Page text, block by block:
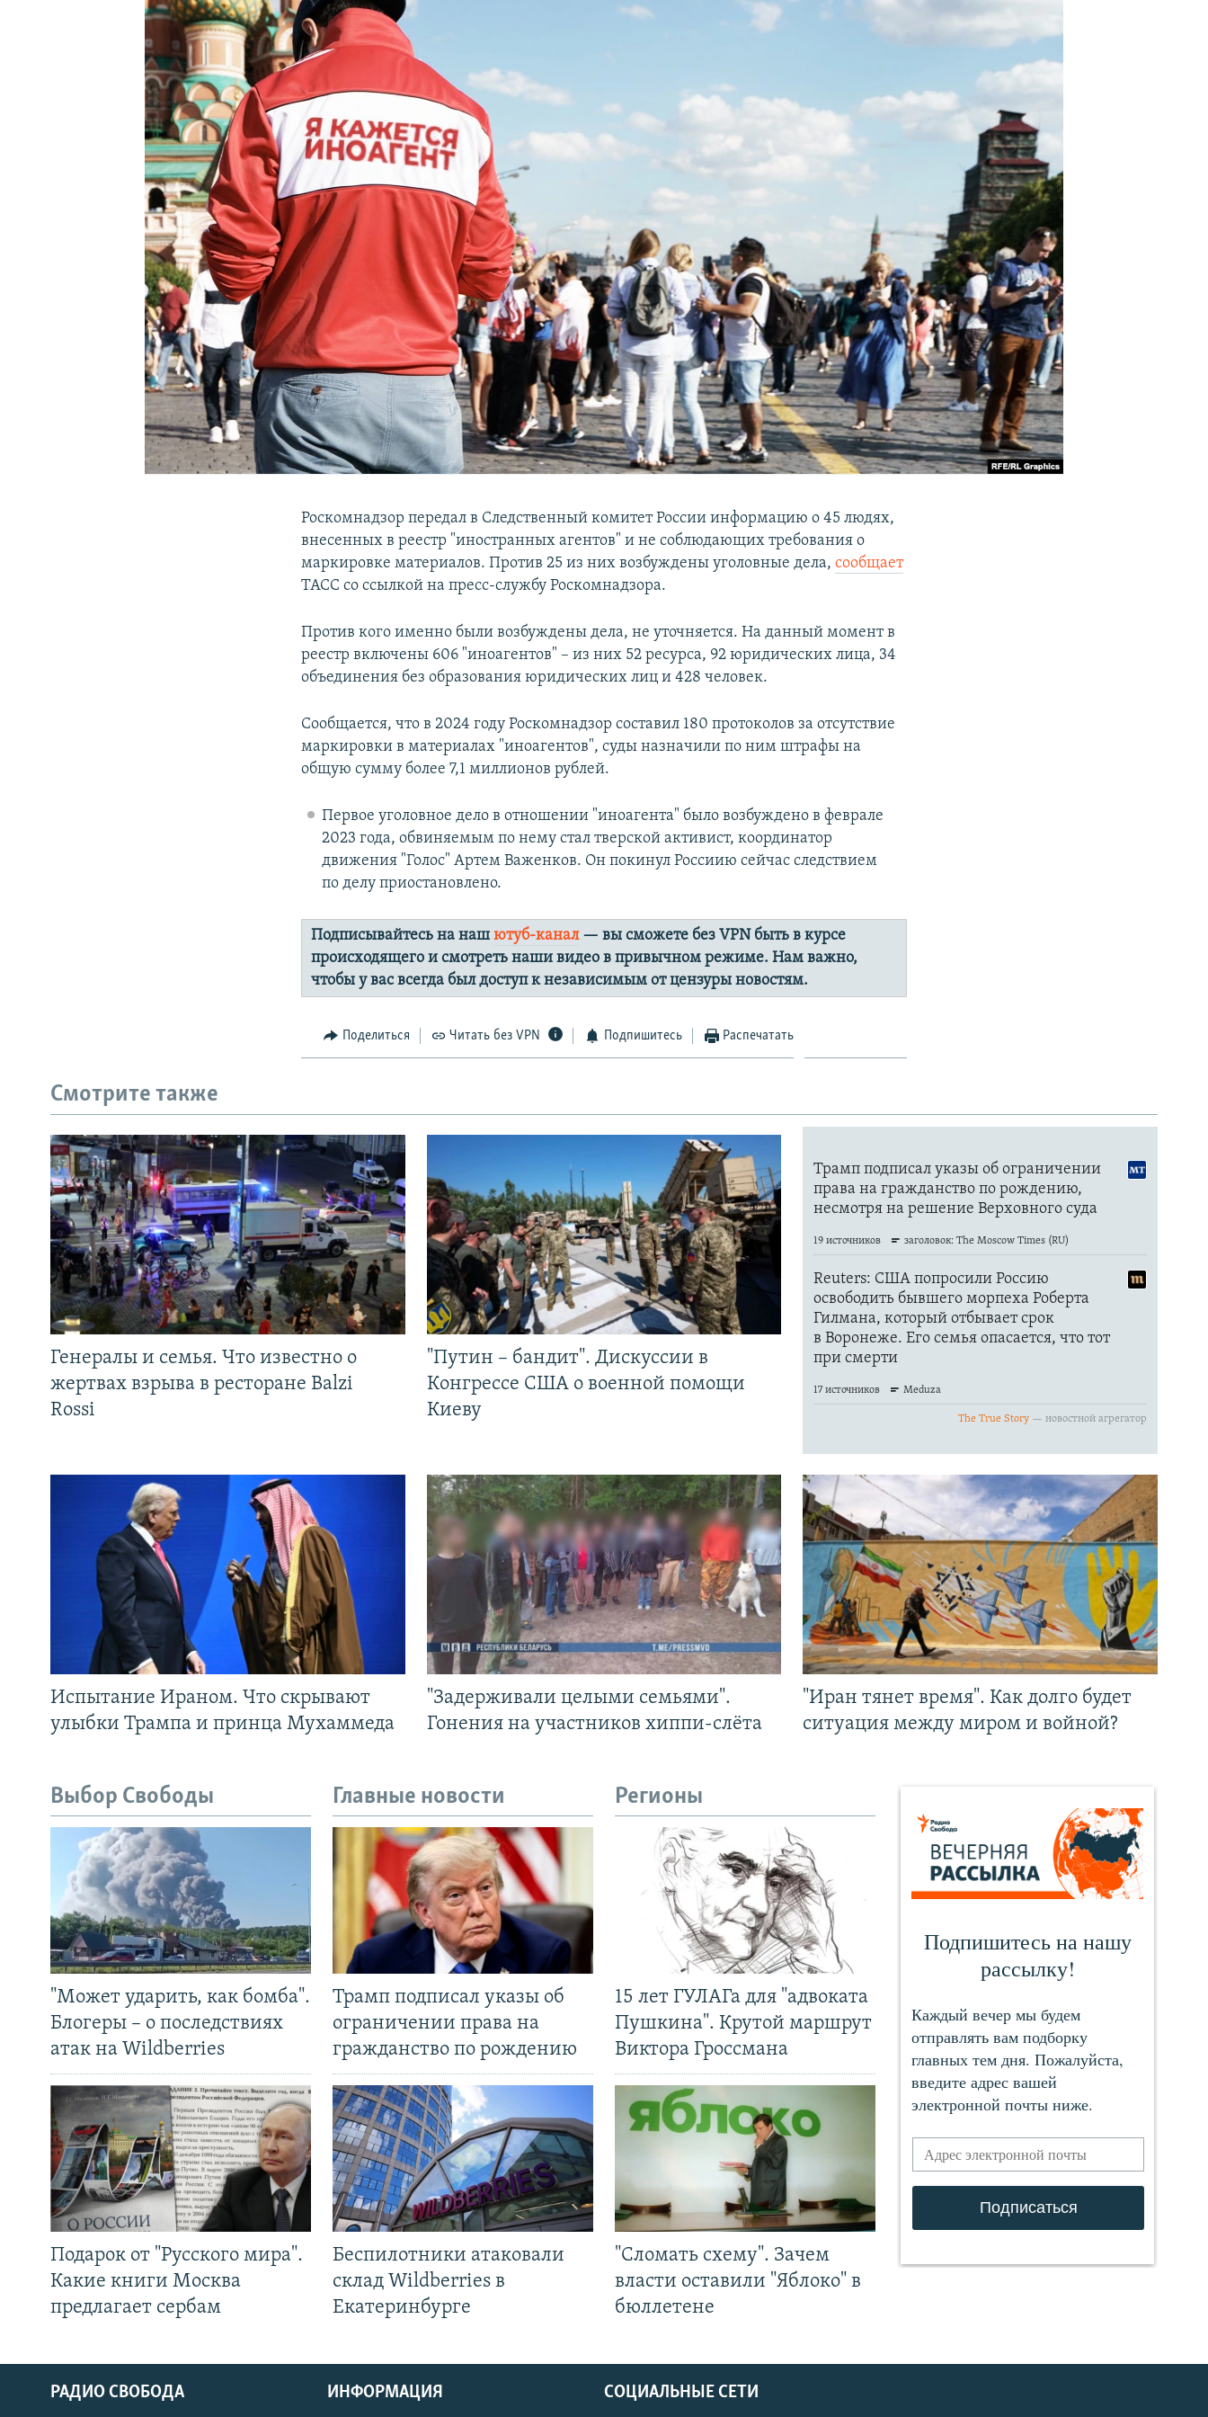
ПОДПИШИТЕСЬ НА РАССЫЛКУ
Роскомнадзор передал в Следственный комитет России информацию о 45 людях,
внесенных в реестр "иностранных агентов" и не соблюдающих требования о
маркировке материалов. Против 25 из них возбуждены уголовные дела,сообщает
ТАСС со ссылкой на пресс-службу Роскомнадзора.
Против кого именно были возбуждены дела, не уточняется. На данный момент в
реестр включены 606 "иноагентов" – из них 52 ресурса, 92 юридических лица, 34
объединения без образования юридических лиц и 428 человек.
Сообщается, что в 2024 году Роскомнадзор составил 180 протоколов за отсутствие
маркировки в материалах "иноагентов", суды назначили по ним штрафы на
общую сумму более 7,1 миллионов рублей.
Первое уголовное дело в отношении "иноагента" было возбуждено в феврале
2023 года, обвиняемым по нему стал тверской активист, координатор
движения "Голос" Артем Важенков. Он покинул Россиию сейчас следствием
по делу приостановлено.
Подписывайтесь на нашютуб-канал— вы сможете без VPN быть в курсе
происходящего и смотреть наши видео в привычном режиме. Нам важно,
чтобы у вас всегда был доступ к независимым от цензуры новостям.
Поделиться Читать без VPN Подпишитесь Распечатать
Смотрите также
Генералы и семья. Что известно о
жертвах взрыва в ресторане Balzi
Rossi
"Путин – бандит". Дискуссии в
Конгрессе США о военной помощи
Киеву
Испытание Ираном. Что скрывают
улыбки Трампа и принца Мухаммеда
"Задерживали целыми семьями".
Гонения на участников хиппи-слёта
"Иран тянет время". Как долго будет
ситуация между миром и войной?
Выбор Свободы
"Может ударить, как бомба".
Блогеры – о последствиях
атак на Wildberries
Подарок от "Русского мира".
Какие книги Москва
предлагает сербам
Главные новости
Трамп подписал указы об
ограничении права на
гражданство по рождению
Беспилотники атаковали
склад Wildberries в
Екатеринбурге
Регионы
15 лет ГУЛАГа для "адвоката
Пушкина". Крутой маршрут
Виктора Гроссмана
"Сломать схему". Зачем
власти оставили "Яблоко" в
бюллетене
СОЦИАЛЬНЫЕ СЕТИ
РАДИО СВОБОДА ИНФОРМАЦИЯ